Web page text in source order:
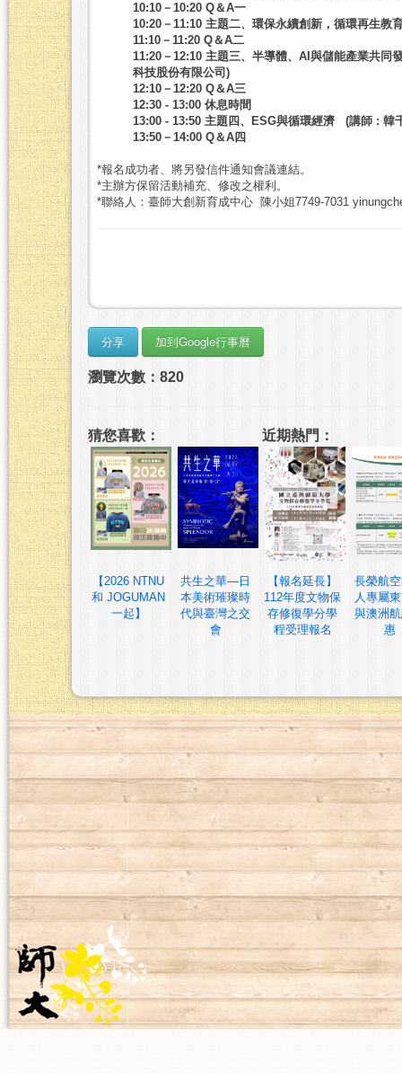
10:10－10:20 Q＆A一
10:20－11:10 主題二、環保永續創新，循環再生教
11:10－11:20 Q＆A二
11:20－12:10 主題三、半導體、AI與儲能產業共
科技股份有限公司)
12:10－12:20 Q＆A三
12:30 - 13:00 休息時間
13:00 - 13:50 主題四、ESG與循環經濟 (講師 : 韓
13:50－14:00 Q＆A四
*報名成功者、將另發信件通知會議連結。
*主辦方保留活動補充、修改之權利。
*聯絡人：臺師大創新育成中心 陳小姐7749-7031
瀏覽次數：820
猜您喜歡：
【2026 NTNU
和 JOGUMAN
一起】
共生之華—日
本美術璀璨時
代與臺灣之交
會
近期熱門：
【報名延長】
112年度文物保
存修復學分學
程受理報名
長榮航
人專屬
與澳洲
惠